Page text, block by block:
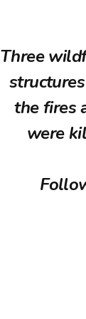
Three
the fires
were